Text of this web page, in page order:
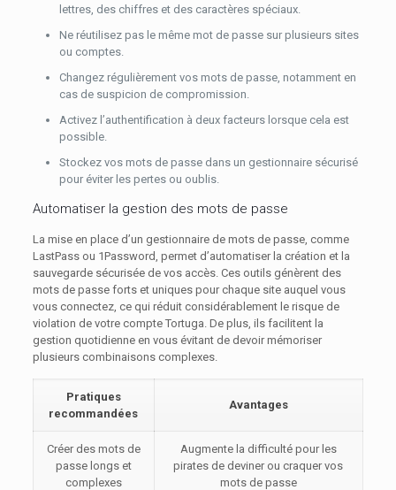
lettres, des chiffres et des caractères spéciaux.
Ne réutilisez pas le même mot de passe sur plusieurs sites
ou comptes.
Changez régulièrement vos mots de passe, notamment en
cas de suspicion de compromission.
Activez l’authentification à deux facteurs lorsque cela est
possible.
Stockez vos mots de passe dans un gestionnaire sécurisé
pour éviter les pertes ou oublis.
Automatiser la gestion des mots de passe
La mise en place d’un gestionnaire de mots de passe, comme
LastPass ou 1Password, permet d’automatiser la création et la
sauvegarde sécurisée de vos accès. Ces outils génèrent des
mots de passe forts et uniques pour chaque site auquel vous
vous connectez, ce qui réduit considérablement le risque de
violation de votre compte Tortuga. De plus, ils facilitent la
gestion quotidienne en vous évitant de devoir mémoriser
plusieurs combinaisons complexes.
Pratiques
recommandées
Avantages
Créer des mots de
passe longs et
complexes
Augmente la difficulté pour les
pirates de deviner ou craquer vos
mots de passe